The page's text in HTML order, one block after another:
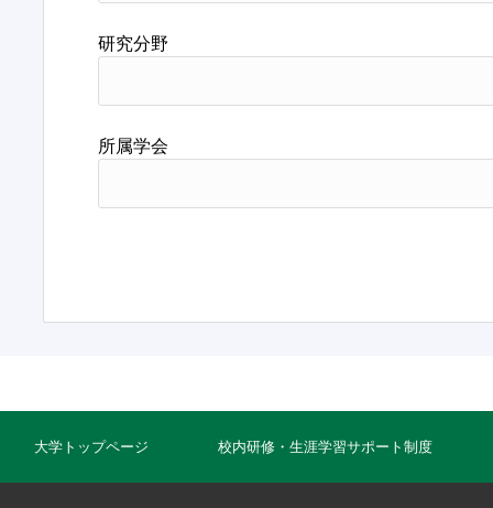
研究分野
所属学会
大学トップページ 校内研修・生涯学習サポート制度